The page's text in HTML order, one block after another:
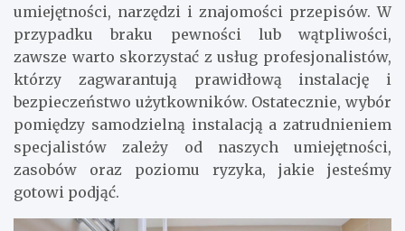
umiejętności, narzędzi i znajomości przepisów. W
przypadku braku pewności lub wątpliwości,
zawsze warto skorzystać z usług profesjonalistów,
którzy zagwarantują prawidłową instalację i
bezpieczeństwo użytkowników. Ostatecznie, wybór
pomiędzy samodzielną instalacją a zatrudnieniem
specjalistów zależy od naszych umiejętności,
zasobów oraz poziomu ryzyka, jakie jesteśmy
gotowi podjąć.